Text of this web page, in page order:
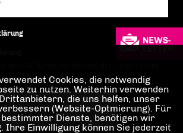
die CDU Berlin zur Nutzung der Daten im Sinn
Verifizierung
Hier klicken
Friendly Captcha ⇗
Cookies, die notwendig
zu nutzen. Weiterhin verwenden
die uns helfen, unser
(Website-Optmierung). Für
Dienste, benötigen wir
Ihre Einwilligung können Sie jederzeit